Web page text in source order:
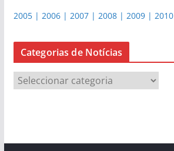
v
e
N
2005 | 2006 | 2007 | 2008 | 2009 | 2010
Categorias de Notícias
a